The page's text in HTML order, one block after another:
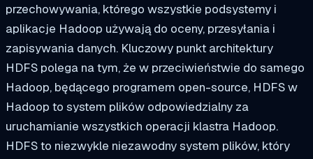
przechowywania, którego wszystkie podsystemy i
aplikacje Hadoop używają do oceny, przesyłania i
zapisywania danych. Kluczowy punkt architektury
HDFS polega na tym, że w przeciwieństwie do samego
Hadoop, będącego programem open-source, HDFS w
Hadoop to system plików odpowiedzialny za
uruchamianie wszystkich operacji klastra Hadoop.
HDFS to niezwykle niezawodny system plików, który